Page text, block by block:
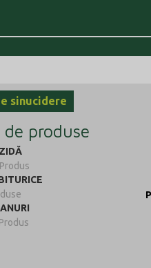
sinucidere
produse